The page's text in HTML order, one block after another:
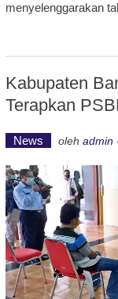
menyelenggarakan
Kabupaten
Terapkan
News oleh admin